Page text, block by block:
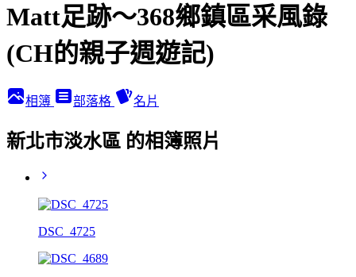
Matt足跡～368鄉鎮區采風錄
(CH的親子週遊記)
相簿 部落格 名片
新北市淡水區 的相簿照片
DSC_4725